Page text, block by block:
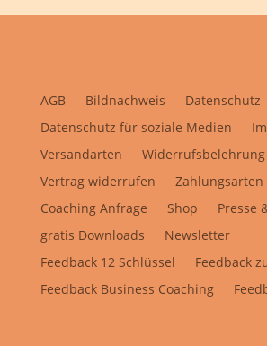
AGB Bildnachweis
Datenschutz
Datenschutz für soziale Medien
Versandarten
Widerrufsbelehrung
Vertrag widerrufen
Zahlungsarten
Coaching Anfrage
Shop
Presse
gratis Downloads
Newsletter
Feedback 12 Schlüssel
Feedback
Feedback Business Coaching